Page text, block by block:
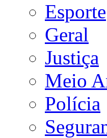
Esporte
Geral
Justiça
Meio
Polícia